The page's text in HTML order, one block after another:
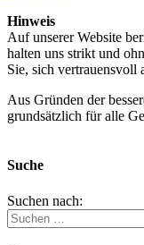
Hinweis
Auf unserer Website
halten uns strikt und
Sie, sich vertrauensvoll
Aus Gründen der
grundsätzlich für alle
Suche
Suchen nach: